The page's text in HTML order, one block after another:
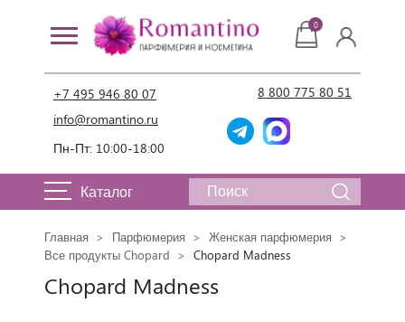
+7 495 946 80 07
info@romantino.ru
Пн-Пт: 10:00-18:00
8 800 775 80 51
0
Каталог
Главная Парфюмерия
Женская парфюмерия
Все продукты Chopard
Chopard Madness
Chopard Madness